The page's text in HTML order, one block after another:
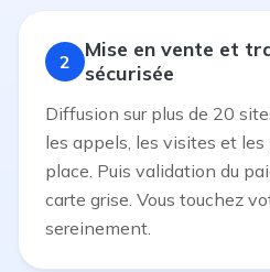
2
Mise en vente et
sécurisée
Diffusion sur plus de 20
les appels, les visites et
place. Puis validation du
carte grise. Vous touchez
sereinement.